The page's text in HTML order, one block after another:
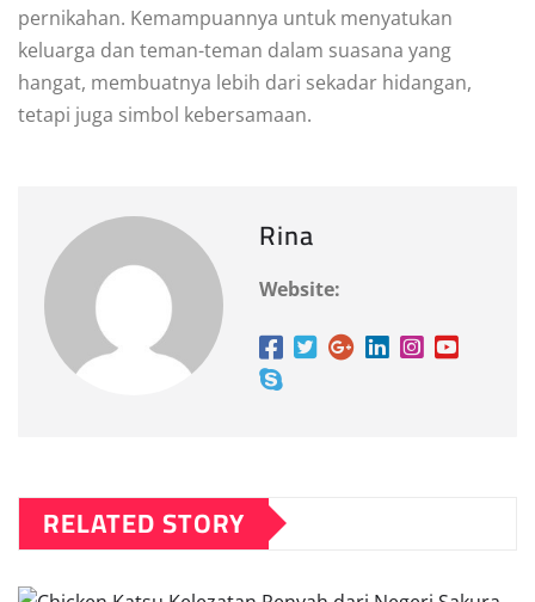
pernikahan. Kemampuannya untuk menyatukan
keluarga dan teman-teman dalam suasana yang
hangat, membuatnya lebih dari sekadar hidangan,
tetapi juga simbol kebersamaan.
Rina
Website:
RELATED STORY